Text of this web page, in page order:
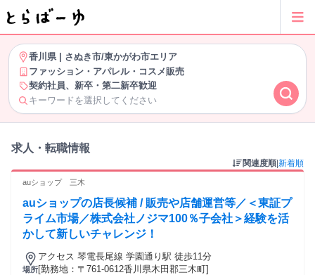
香川県| さぬき市/東かがわ市エリア
ファッション・アパレル・コスメ販売
契約社員、新卒・第二新卒歓迎
キーワードを選択してください
求人・転職情報
関連度順 新着順
auショップ 三木
auショップの店長候補 / 販売や店舗運営等／＜東証プ
ライム市場／株式会社ノジマ100％子会社＞経験を活
かして新しいチャレンジ！
場所
アクセス 琴電長尾線 学園通り駅 徒歩11分
[勤務地：〒761-0612香川県木田郡三木町]